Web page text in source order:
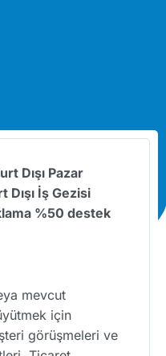
Dışı Pazar
Dışı İş Gezisi
%50 destek
mevcut
için
görüşmeleri ve